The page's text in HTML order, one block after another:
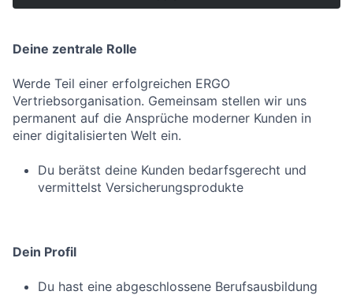
Deine zentrale Rolle
Werde Teil einer erfolgreichen ERGO
Vertriebsorganisation. Gemeinsam stellen wir uns
permanent auf die Ansprüche moderner Kunden in
einer digitalisierten Welt ein.
Du berätst deine Kunden bedarfsgerecht und
vermittelst Versicherungsprodukte
Dein Profil
Du hast eine abgeschlossene Berufsausbildung